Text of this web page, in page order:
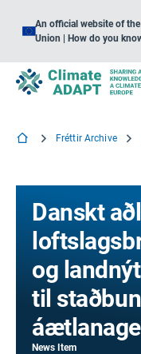
An official website of the
Union | How do you
Fréttir Archive
Danskt
og
til
News Item